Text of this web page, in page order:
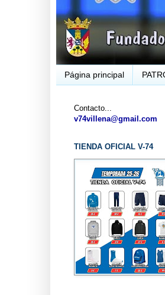
Página principal
Contacto...
v74villena@gmail.com
TIENDA OFICIAL V-74